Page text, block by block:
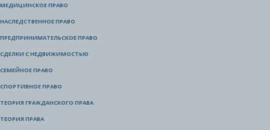
МЕДИЦИНСКОЕ ПРАВО
НАСЛЕДСТВЕННОЕ ПРАВО
ПРЕДПРИНИМАТЕЛЬСКОЕ ПРАВО
СДЕЛКИ С НЕДВИЖИМОСТЬЮ
СЕМЕЙНОЕ ПРАВО
СПОРТИВНОЕ ПРАВО
ТЕОРИЯ ГРАЖДАНСКОГО ПРАВА
ТЕОРИЯ ПРАВА